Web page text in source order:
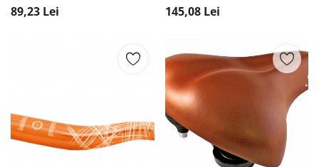
89,23 Lei 145,08 Lei